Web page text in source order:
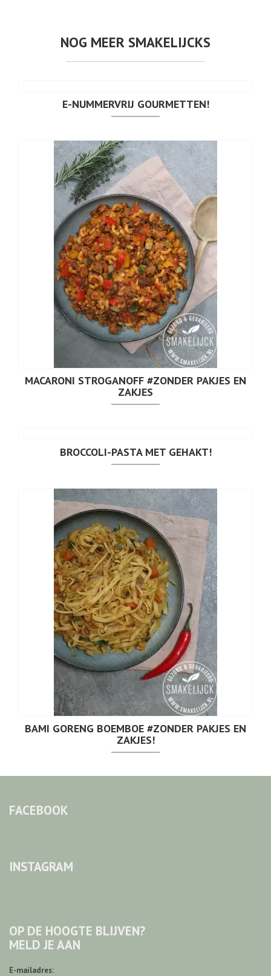
NOG MEER SMAKELIJCKS
E-NUMMERVRIJ GOURMETTEN!
MACARONI STROGANOFF #ZONDER PAKJES EN
ZAKJES
BROCCOLI-PASTA MET GEHAKT!
BAMI GORENG BOEMBOE #ZONDER PAKJES EN
ZAKJES!
FACEBOOK
INSTAGRAM
OP DE HOOGTE BLIJVEN?
MELD JE AAN
E-mailadres: